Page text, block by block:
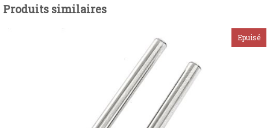
Produits similaires